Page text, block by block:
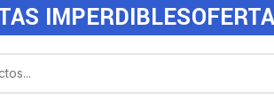
IMPERDIBLES